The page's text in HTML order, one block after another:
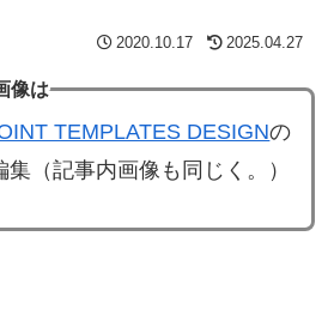
2020.10.17 2025.04.27
像は
TEMPLATES DESIGNの
（記事内画像も同じく。）